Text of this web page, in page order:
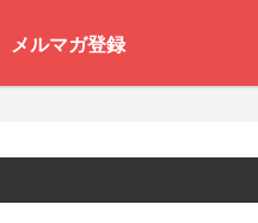
メルマガ登録